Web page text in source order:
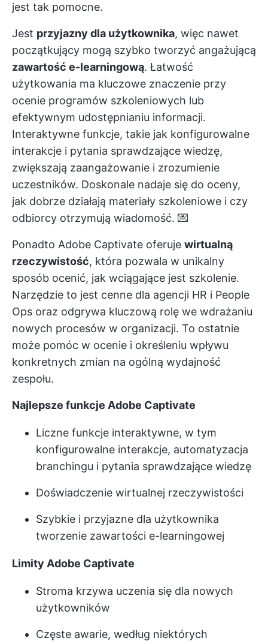
jest tak pomocne.
Jest przyjazny dla użytkownika, więc nawet
początkujący mogą szybko tworzyć angażującą
zawartość e-learningową. Łatwość
użytkowania ma kluczowe znaczenie przy
ocenie programów szkoleniowych lub
efektywnym udostępnianiu informacji.
Interaktywne funkcje, takie jak konfigurowalne
interakcje i pytania sprawdzające wiedzę,
zwiększają zaangażowanie i zrozumienie
uczestników. Doskonale nadaje się do oceny,
jak dobrze działają materiały szkoleniowe i czy
odbiorcy otrzymują wiadomość. 💌
Ponadto Adobe Captivate oferuje wirtualną
rzeczywistość, która pozwala w unikalny
sposób ocenić, jak wciągające jest szkolenie.
Narzędzie to jest cenne dla agencji HR i People
Ops oraz odgrywa kluczową rolę we wdrażaniu
nowych procesów w organizacji. To ostatnie
może pomóc w ocenie i określeniu wpływu
konkretnych zmian na ogólną wydajność
zespołu.
Najlepsze funkcje Adobe Captivate
Liczne funkcje interaktywne, w tym
konfigurowalne interakcje, automatyzacja
branchingu i pytania sprawdzające wiedzę
Doświadczenie wirtualnej rzeczywistości
Szybkie i przyjazne dla użytkownika
tworzenie zawartości e-learningowej
Limity Adobe Captivate
Stroma krzywa uczenia się dla nowych
użytkowników
Częste awarie, według niektórych